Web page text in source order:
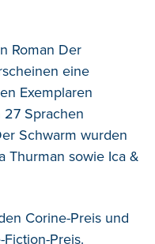
Roman Der
eine
Exemplaren
Sprachen
Schwarm wurden
Thurman sowie Ica &
Corine-Preis und
Preis.